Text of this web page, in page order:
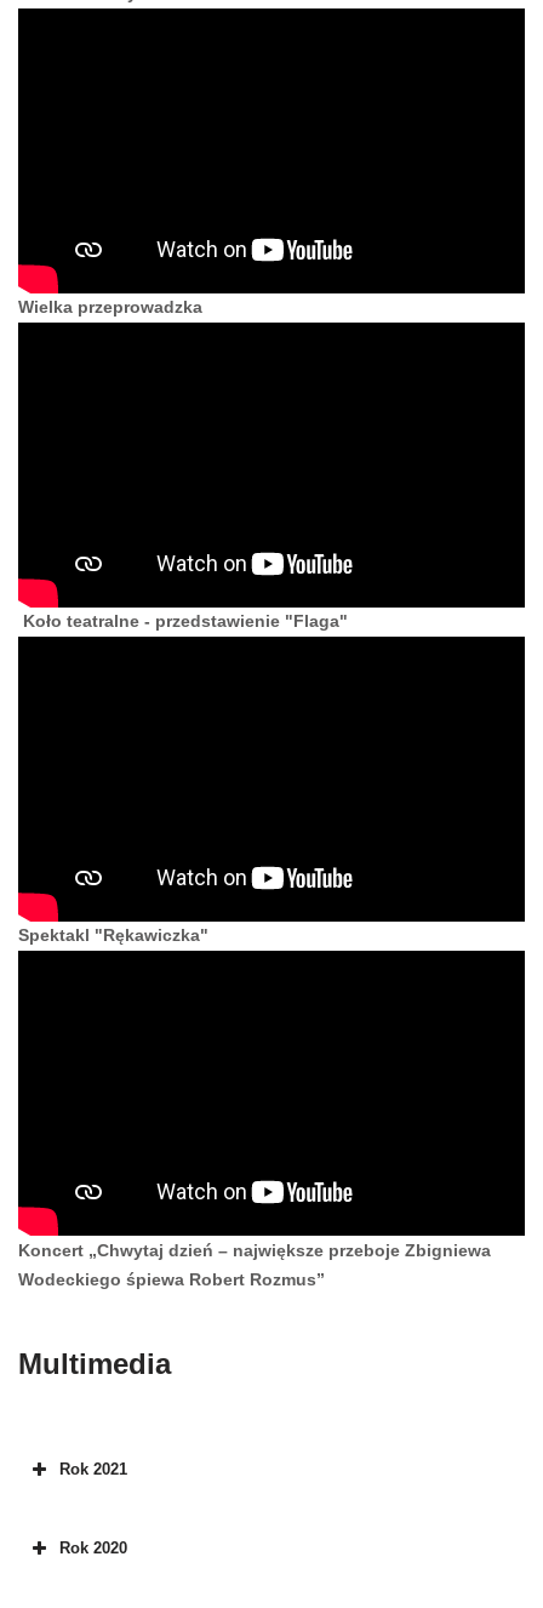
Wielka przeprowadzka
Koło teatralne - przedstawienie "Flaga"
Spektakl "Rękawiczka"
Koncert „Chwytaj dzień – największe przeboje Zbigniewa
Wodeckiego śpiewa Robert Rozmus”
Multimedia
Rok 2021
Rok 2020